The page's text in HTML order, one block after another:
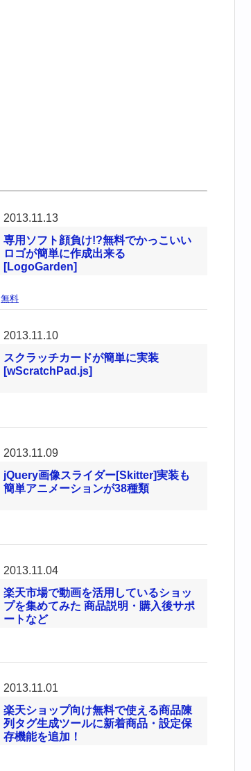
2013.11.13
専用ソフト顔負け!?無料でかっこいい
ロゴが簡単に作成出来る
[LogoGarden]
無料
2013.11.10
スクラッチカードが簡単に実装
[wScratchPad.js]
2013.11.09
jQuery画像スライダー[Skitter]実装も
簡単アニメーションが38種類
2013.11.04
楽天市場で動画を活用しているショッ
プを集めてみた 商品説明・購入後サポ
ートなど
2013.11.01
楽天ショップ向け無料で使える商品陳
列タグ生成ツールに新着商品・設定保
存機能を追加！